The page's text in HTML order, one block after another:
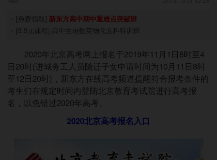
[免费领取] 新东方高中期中重难点突破班
[9.9元课程] 高中生语数英物化五科特训班
2020年北京高考网上报名于2019年11月1日8时至4
日20时(进城务工人员随迁子女申请时间为10月11日8时
至12日20时)，新东方在线高考频道提醒符合报考条件的
考生们在规定时间内登陆北京教育考试院进行高考报
名，以免错过2020年高考。
2020北京高考报名入口